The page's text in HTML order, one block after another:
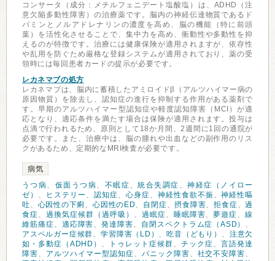
コンサータ（成分：メチルフェニデート塩酸塩）は、ADHD（注
意欠陥多動性障害）の治療薬です。脳内の神経伝達物質であるド
パミンとノルアドレナリンの濃度を高め、脳の機能（特に前頭
葉）を活性化させることで、集中力を高め、衝動性や多動性を抑
えるのが特徴です。治療には健康保険が適用されますが、依存性
や乱用を防ぐため厳格な登録システムが適用されており、薬の受
領時には毎回患者カードの提示が必要です。
レカネマブの処方
レカネマブは、脳内に蓄積したアミロイドβ（アルツハイマー病の
原因物質）を除去し、認知症の進行を抑制する作用がある薬剤で
す。早期のアルツハイマー型認知症や軽度認知障害（MCI）が適
応となり、適応条件を満たす場合は保険が適用されます。投与は
点滴で行われるため、原則として18か月間、2週間に1回の通院が
必要です。また、治療中は、脳の腫れや出血などの副作用のリス
クがあるため、定期的なMRI検査が必要です。
病気
うつ病、 仮面うつ病、 不眠症、統合失調症 、神経症（ノイロー
ゼ） 、 ヒステリー 、 認知症、 心身症、 神経性食欲不振 、神経性嘔
吐、 心因性の下痢 、 心因性のED、 自閉症、摂食障害、拒食症、過
食症、 過換気症候群（過呼吸） 、 過眠症、 睡眠障害、夢遊症、線
維筋痛症、 適応障害、発達障害、 自閉スペクトラム症（ASD） 、
アスペルガー症候群、学習障害（LD） 、吃音（どもり） 、 注意欠
如・多動症（ADHD） 、 トゥレット症候群、チック症、言語発達
障害、 アルツハイマー型認知症、 パニック障害、 社交不安障害、